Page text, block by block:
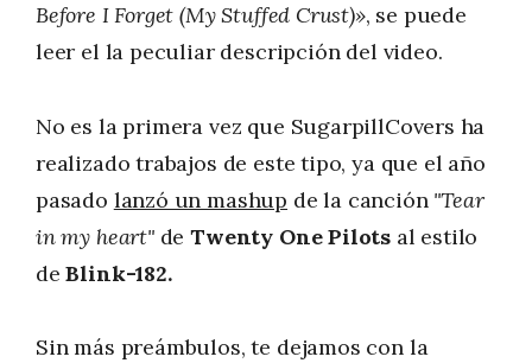
Before I Forget (My Stuffed Crust)», se puede
leer el la peculiar descripción del video.
No es la primera vez que SugarpillCovers ha
realizado trabajos de este tipo, ya que el año
pasado lanzó un mashup de la canción "Tear
in my heart"deTwenty One Pilots al estilo
deBlink-182.
Sin más preámbulos, te dejamos con la